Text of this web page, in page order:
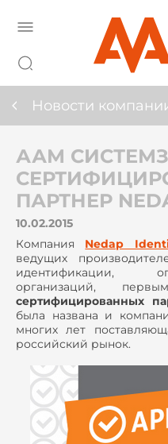
Новости
ААМ СИСТЕМЗ
ПАРТНЕР
10.02.2015
Компания Nedap
ведущих
идентификации,
организаций,
сертифицированных
была названа и
многих лет
российский рынок.